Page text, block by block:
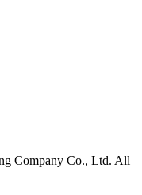
Company Co., Ltd. All